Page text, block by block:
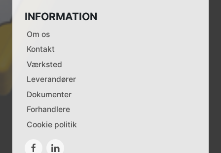
INFORMATION
Om os
Kontakt
Værksted
Leverandører
Dokumenter
Forhandlere
Cookie politik